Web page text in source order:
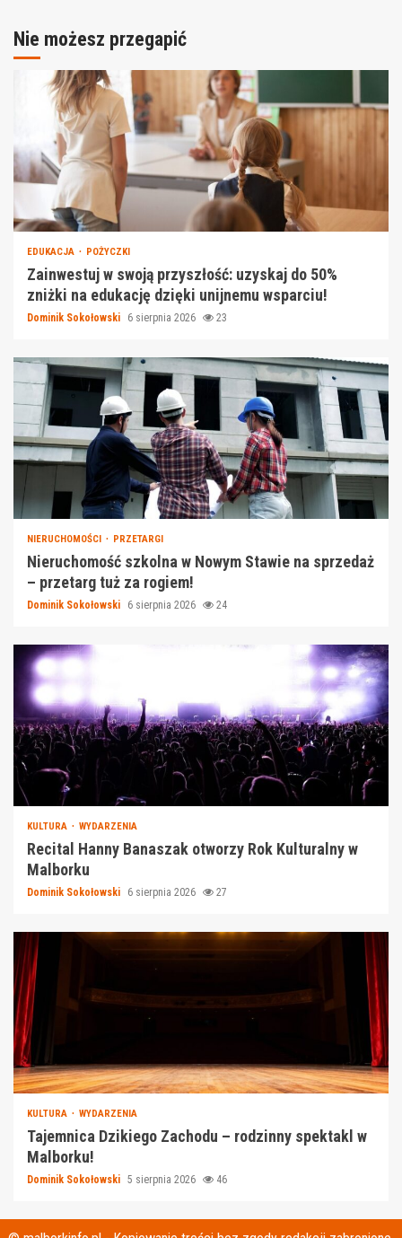
Nie możesz przegapić
EDUKACJA POŻYCZKI
Zainwestuj w swoją przyszłość: uzyskaj do 50%
zniżki na edukację dzięki unijnemu wsparciu!
Dominik Sokołowski 6 sierpnia 2026 23
NIERUCHOMOŚCI PRZETARGI
Nieruchomość szkolna w Nowym Stawie na sprzedaż
– przetarg tuż za rogiem!
Dominik Sokołowski 6 sierpnia 2026 24
KULTURA WYDARZENIA
Recital Hanny Banaszak otworzy Rok Kulturalny w
Malborku
Dominik Sokołowski 6 sierpnia 2026 27
KULTURA WYDARZENIA
Tajemnica Dzikiego Zachodu – rodzinny spektakl w
Malborku!
Dominik Sokołowski 5 sierpnia 2026 46